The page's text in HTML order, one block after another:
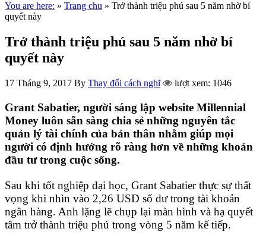
You are here: » Trang chu » Trở thành triệu phú sau 5 năm nhờ bí
quyết này
Trở thành triệu phú sau 5 năm nhờ bí
quyết này
17 Tháng 9, 2017 By Thay đổi cách nghĩ lượt xem: 1046
Grant Sabatier, người sáng lập website Millennial
Money luôn sẵn sàng chia sẻ những nguyên tắc
quản lý tài chính của bản thân nhằm giúp mọi
người có định hướng rõ ràng hơn về những khoản
đầu tư trong cuộc sống.
Sau khi tốt nghiệp đại học, Grant Sabatier thực sự thất
vọng khi nhìn vào 2,26 USD số dư trong tài khoản
ngân hàng. Anh lặng lẽ chụp lại màn hình và hạ quyết
tâm trở thành triệu phú trong vòng 5 năm kế tiếp.